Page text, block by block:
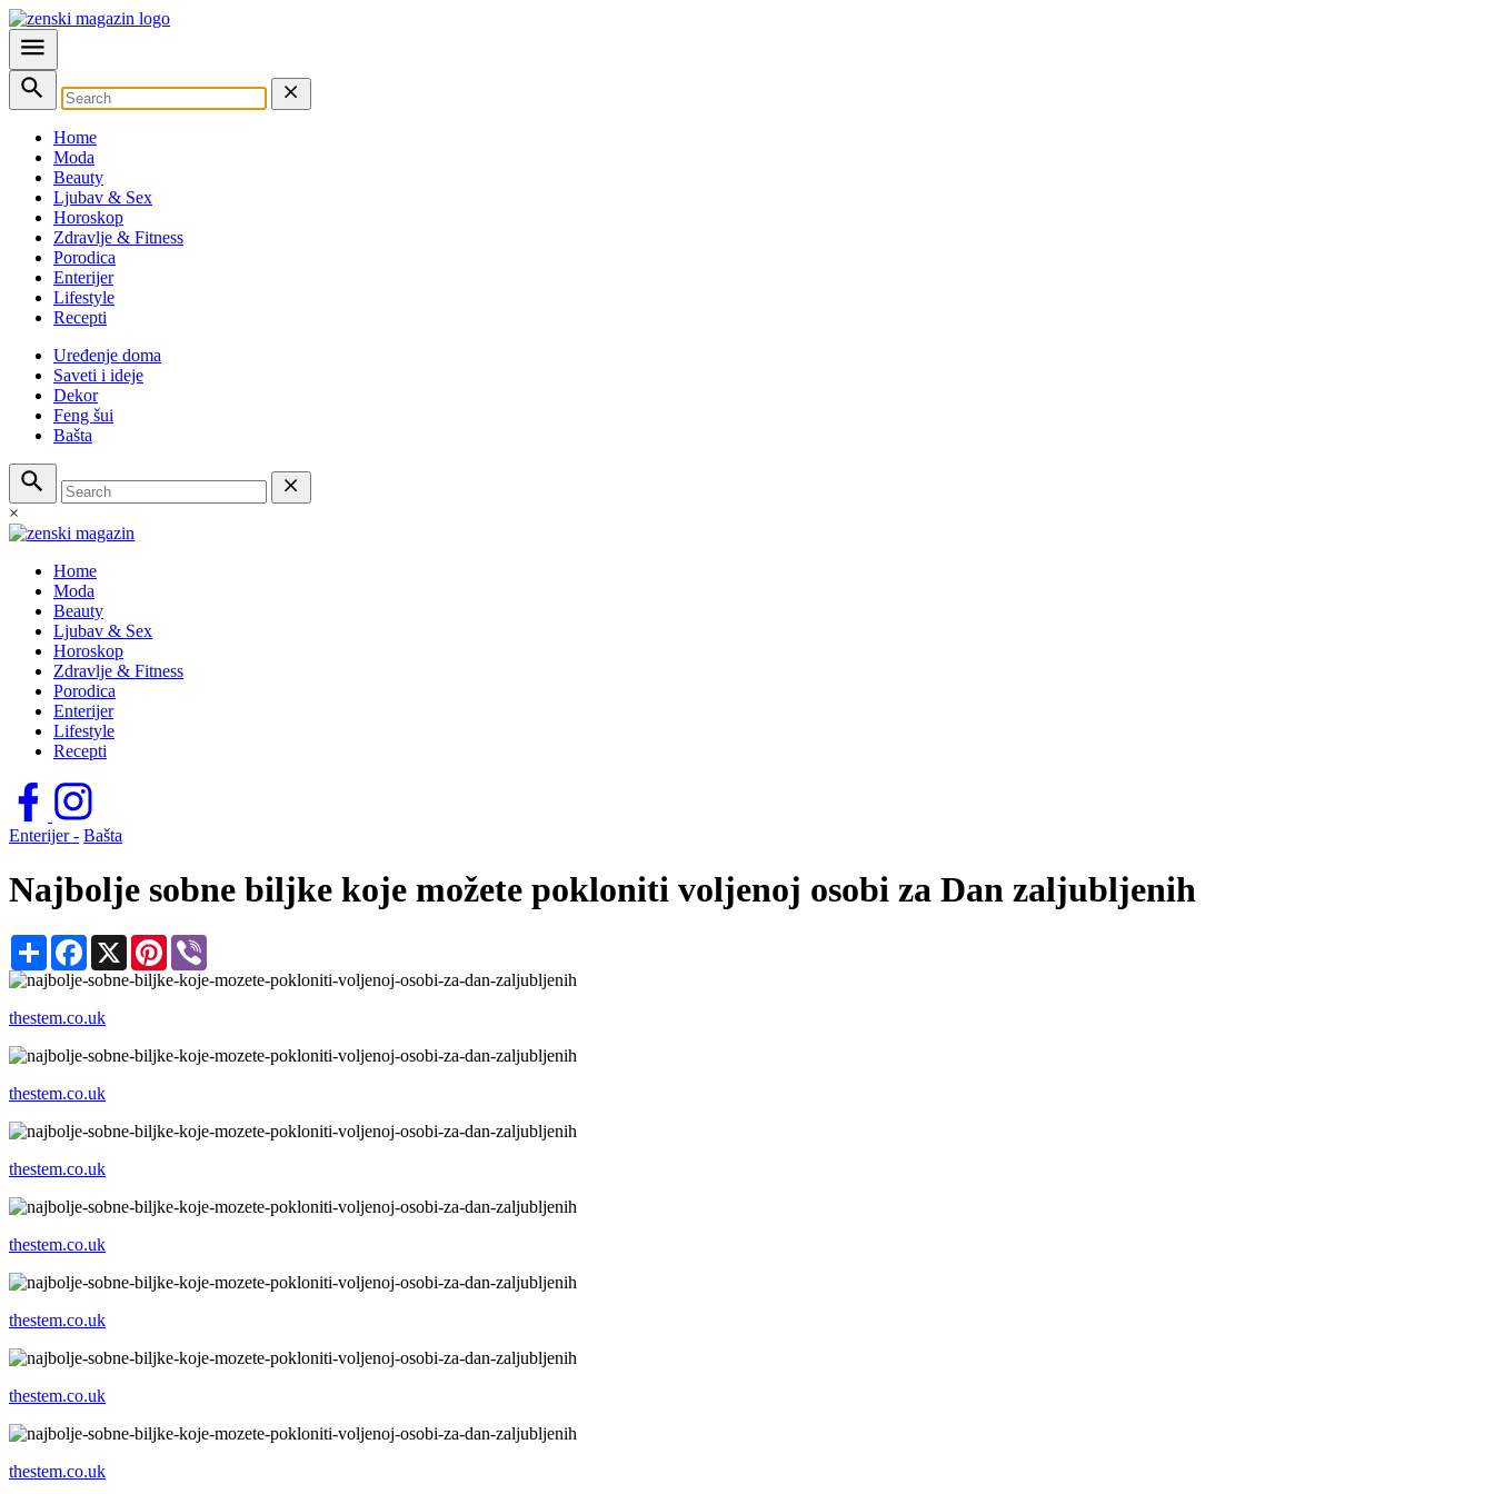
Home
Moda
Beauty
Ljubav & Sex
Horoskop
Zdravlje & Fitness
Porodica
Enterijer
Lifestyle
Recepti
Uređenje doma
Saveti i ideje
Dekor
Feng šui
Bašta
×
Home
Moda
Beauty
Ljubav & Sex
Horoskop
Zdravlje & Fitness
Porodica
Enterijer
Lifestyle
Recepti
Enterijer - Bašta
Najbolje sobne biljke koje možete pokloniti voljenoj osobi za Dan zaljubljenih
Share Facebook
X Pinterest
thestem.co.uk
thestem.co.uk
thestem.co.uk
thestem.co.uk
thestem.co.uk
thestem.co.uk
thestem.co.uk